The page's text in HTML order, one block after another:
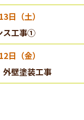
日（土）
ス工事①
日（金）
壁塗装工事